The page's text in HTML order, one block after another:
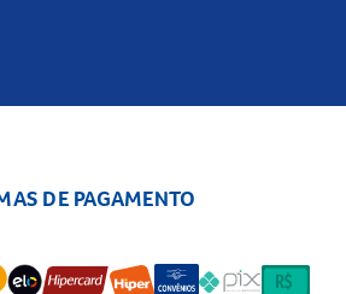
DE PAGAMENTO